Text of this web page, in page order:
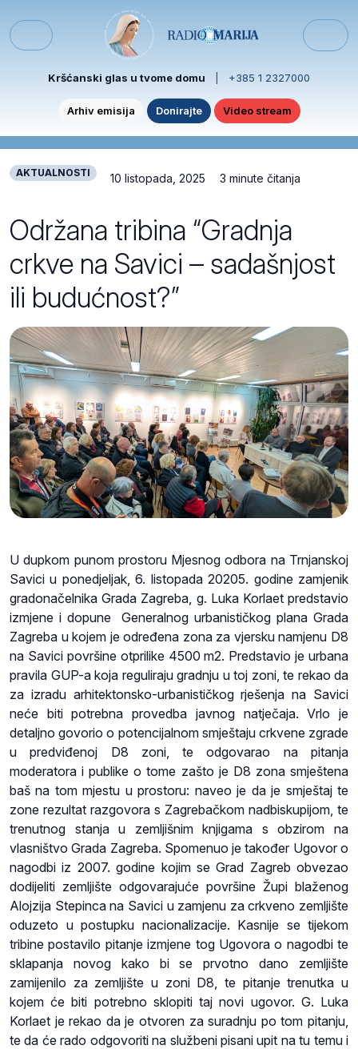
Menu
Kršćanski glas u tvome domu +385 1 2327000
Arhiv emisija Donirajte Video stream
AKTUALNOSTI 10 listopada, 2025 3 minute čitanja
Održana tribina “Gradnja
crkve na Savici – sadašnjost
ili budućnost?”
U dupkom punom prostoru Mjesnog odbora na Trnjanskoj
Savici u ponedjeljak, 6. listopada 20205. godine zamjenik
gradonačelnika Grada Zagreba, g. Luka Korlaet predstavio
izmjene i dopune Generalnog urbanističkog plana Grada
Zagreba u kojem je određena zona za vjersku namjenu D8
na Savici površine otprilike 4500 m2. Predstavio je urbana
pravila GUP-a koja reguliraju gradnju u toj zoni, te rekao da
za izradu arhitektonsko-urbanističkog rješenja na Savici
neće biti potrebna provedba javnog natječaja. Vrlo je
detaljno govorio o potencijalnom smještaju crkvene zgrade
u predviđenoj D8 zoni, te odgovarao na pitanja
moderatora i publike o tome zašto je D8 zona smještena
baš na tom mjestu u prostoru: naveo je da je smještaj te
zone rezultat razgovora s Zagrebačkom nadbiskupijom, te
trenutnog stanja u zemljišnim knjigama s obzirom na
vlasništvo Grada Zagreba. Spomenuo je također Ugovor o
nagodbi iz 2007. godine kojim se Grad Zagreb obvezao
dodijeliti zemljište odgovarajuće površine Župi blaženog
Alojzija Stepinca na Savici u zamjenu za crkveno zemljište
oduzeto u postupku nacionalizacije. Kasnije se tijekom
tribine postavilo pitanje izmjene tog Ugovora o nagodbi te
sklapanja novog kako bi se prvotno dano zemljište
zamijenilo za zemljište u zoni D8, te pitanje trenutka u
kojem će biti potrebno sklopiti taj novi ugovor. G. Luka
Korlaet je rekao da je otvoren za suradnju po tom pitanju,
te da će rado odgovoriti na službeni pisani upit na tu temu i